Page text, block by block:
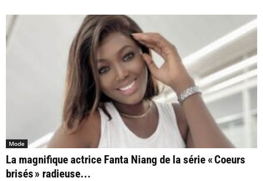
Mode
La magnifique actrice Fanta Niang de la série « Coeurs
brisés » radieuse...